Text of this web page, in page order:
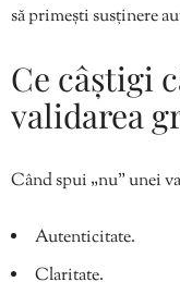
să primești susținere
Ce câștigi
validarea
Când spui „nu” unei
Autenticitate.
Claritate.